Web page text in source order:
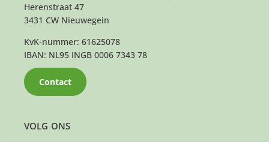
VOLG ONS
Herenstraat 47
3431 CW Nieuwegein
KvK-nummer: 61625078
IBAN: NL95 INGB 0006 7343 78
Contact